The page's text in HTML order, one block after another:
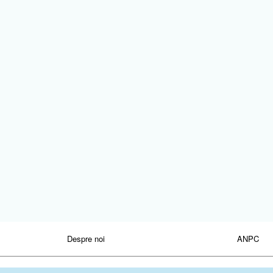
Despre noi ANPC